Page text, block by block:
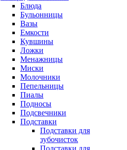
Блюда
Бульонницы
Вазы
Емкости
Кувшины
Ложки
Менажницы
Миски
Молочники
Пепельницы
Пиалы
Подносы
Подсвечники
Подставки
Подставки для
зубочисток
Подставки для